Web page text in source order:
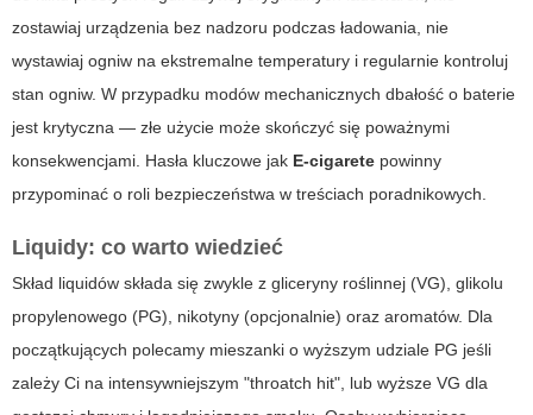
zostawiaj urządzenia bez nadzoru podczas ładowania, nie
wystawiaj ogniw na ekstremalne temperatury i regularnie kontroluj
stan ogniw. W przypadku modów mechanicznych dbałość o baterie
jest krytyczna — złe użycie może skończyć się poważnymi
konsekwencjami. Hasła kluczowe jak E-cigarete powinny
przypominać o roli bezpieczeństwa w treściach poradnikowych.
Liquidy: co warto wiedzieć
Skład liquidów składa się zwykle z gliceryny roślinnej (VG), glikolu
propylenowego (PG), nikotyny (opcjonalnie) oraz aromatów. Dla
początkujących polecamy mieszanki o wyższym udziale PG jeśli
zależy Ci na intensywniejszym "throatch hit", lub wyższe VG dla